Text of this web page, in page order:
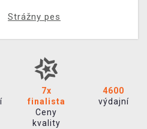
Strážny pes
7x
finalista
Ceny
kvality
4600
výdajní